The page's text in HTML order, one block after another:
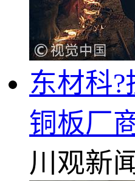
东材科
铜板厂
川观新